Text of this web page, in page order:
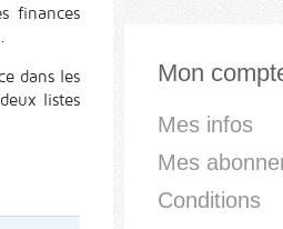
finances
dans les
listes
Mon
Mes infos
Mes
Conditions